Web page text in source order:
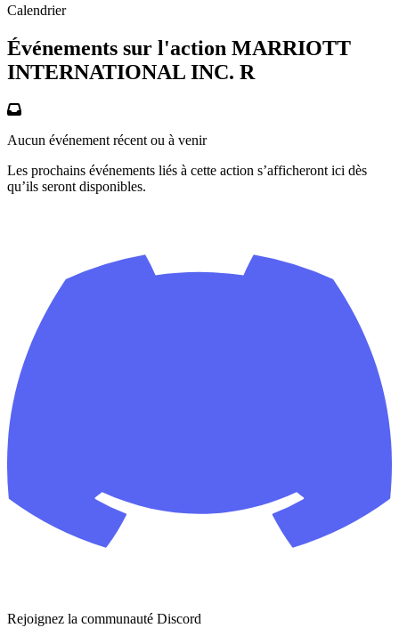
Calendrier
Événements sur l'action MARRIOTT
INTERNATIONAL INC. R
Aucun événement récent ou à venir
Les prochains événements liés à cette action s’afficheront ici dès
qu’ils seront disponibles.
Rejoignez la communauté Discord